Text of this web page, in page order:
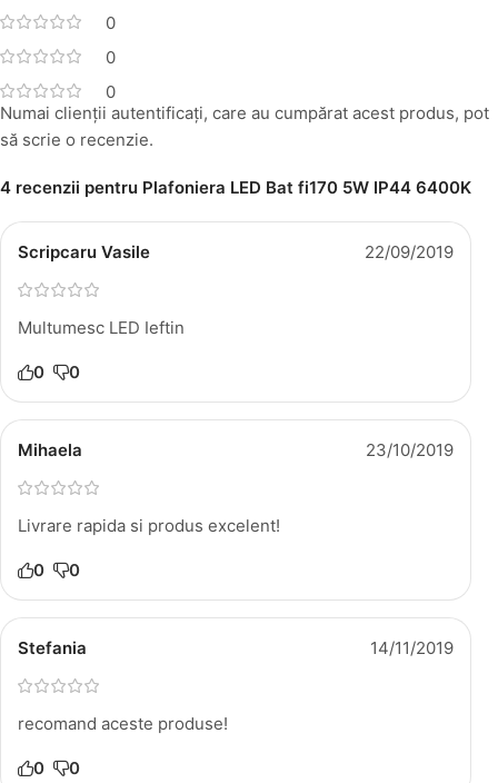
0
0
0
4 recenzii pentru Plafoniera LED Bat fi170 5W IP44 6400K
Scripcaru Vasile 22/09/2019
Multumesc LED Ieftin
0 0
Mihaela 23/10/2019
Livrare rapida si produs excelent!
0 0
Stefania 14/11/2019
recomand aceste produse!
0 0
Numai clienții autentificați, care au cumpărat acest produs, pot
să scrie o recenzie.